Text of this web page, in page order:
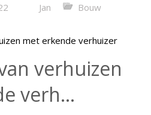
Jan Bouw
verhuizen
verh...